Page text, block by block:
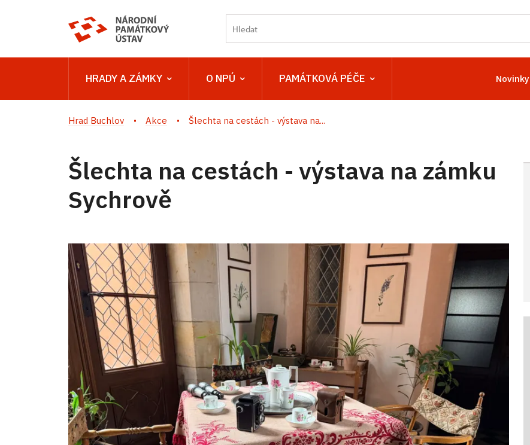
HRADY A ZÁMKY O NPÚ PAMÁTKOVÁ PÉČE Novinky
Hrad Buchlov Akce Šlechta na cestách - výstava na...
Šlechta na cestách - výstava na zámku
Sychrově